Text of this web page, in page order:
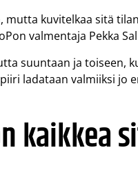
mutta kuvitelkaa sitä
valmentaja Pekka
suuntaan ja toiseen,
ladataan valmiiksi jo
kaikkea